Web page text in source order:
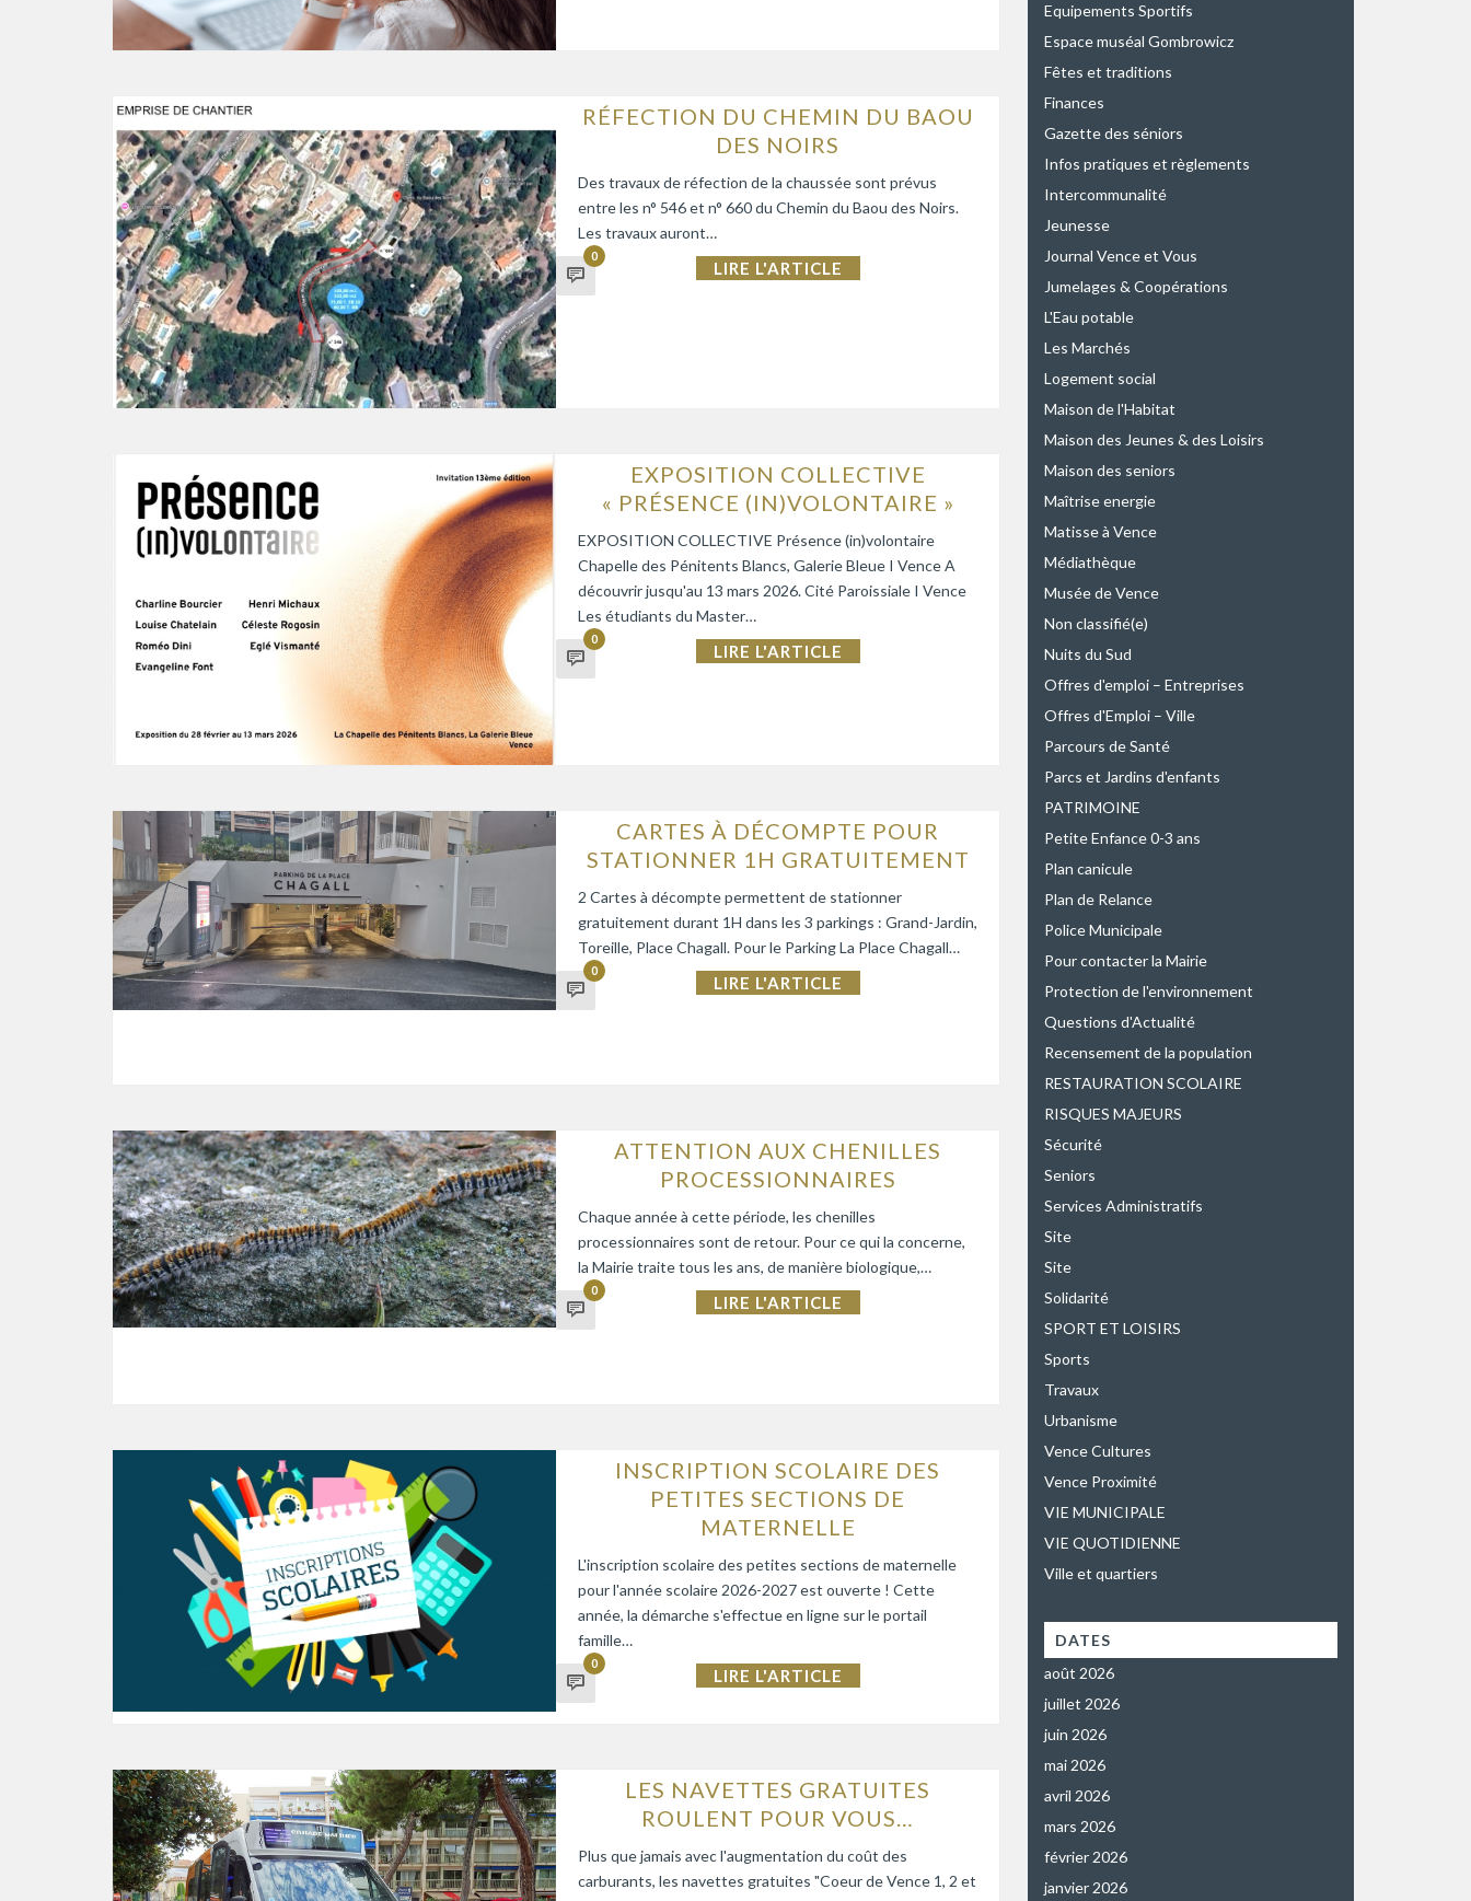
RÉFECTION DU CHEMIN DU BAOU
DES NOIRS
Des travaux de réfection de la chaussée sont prévus
entre les n° 546 et n° 660 du Chemin du Baou des Noirs.
Les travaux auront…
0
LIRE L'ARTICLE
EXPOSITION COLLECTIVE
« PRÉSENCE (IN)VOLONTAIRE »
EXPOSITION COLLECTIVE Présence (in)volontaire
Chapelle des Pénitents Blancs, Galerie Bleue I Vence A
découvrir jusqu'au 13 mars 2026. Cité Paroissiale I Vence
Les étudiants du Master…
0
LIRE L'ARTICLE
CARTES À DÉCOMPTE POUR
STATIONNER 1H GRATUITEMENT
2 Cartes à décompte permettent de stationner
gratuitement durant 1H dans les 3 parkings : Grand-Jardin,
Toreille, Place Chagall. Pour le Parking La Place Chagall…
0
LIRE L'ARTICLE
ATTENTION AUX CHENILLES
PROCESSIONNAIRES
Chaque année à cette période, les chenilles
processionnaires sont de retour. Pour ce qui la concerne,
la Mairie traite tous les ans, de manière biologique,…
0
LIRE L'ARTICLE
INSCRIPTION SCOLAIRE DES
PETITES SECTIONS DE
MATERNELLE
L'inscription scolaire des petites sections de maternelle
pour l'année scolaire 2026-2027 est ouverte ! Cette
année, la démarche s'effectue en ligne sur le portail
famille…
0
LIRE L'ARTICLE
LES NAVETTES GRATUITES
ROULENT POUR VOUS…
Plus que jamais avec l'augmentation du coût des
carburants, les navettes gratuites "Coeur de Vence 1, 2 et
Equipements Sportifs
Espace muséal Gombrowicz
Fêtes et traditions
Finances
Gazette des séniors
Infos pratiques et règlements
Intercommunalité
Jeunesse
Journal Vence et Vous
Jumelages & Coopérations
L'Eau potable
Les Marchés
Logement social
Maison de l'Habitat
Maison des Jeunes & des Loisirs
Maison des seniors
Maîtrise energie
Matisse à Vence
Médiathèque
Musée de Vence
Non classifié(e)
Nuits du Sud
Offres d'emploi – Entreprises
Offres d'Emploi – Ville
Parcours de Santé
Parcs et Jardins d'enfants
PATRIMOINE
Petite Enfance 0-3 ans
Plan canicule
Plan de Relance
Police Municipale
Pour contacter la Mairie
Protection de l'environnement
Questions d'Actualité
Recensement de la population
RESTAURATION SCOLAIRE
RISQUES MAJEURS
Sécurité
Seniors
Services Administratifs
Site
Site
Solidarité
SPORT ET LOISIRS
Sports
Travaux
Urbanisme
Vence Cultures
Vence Proximité
VIE MUNICIPALE
VIE QUOTIDIENNE
Ville et quartiers
DATES
août 2026
juillet 2026
juin 2026
mai 2026
avril 2026
mars 2026
février 2026
janvier 2026